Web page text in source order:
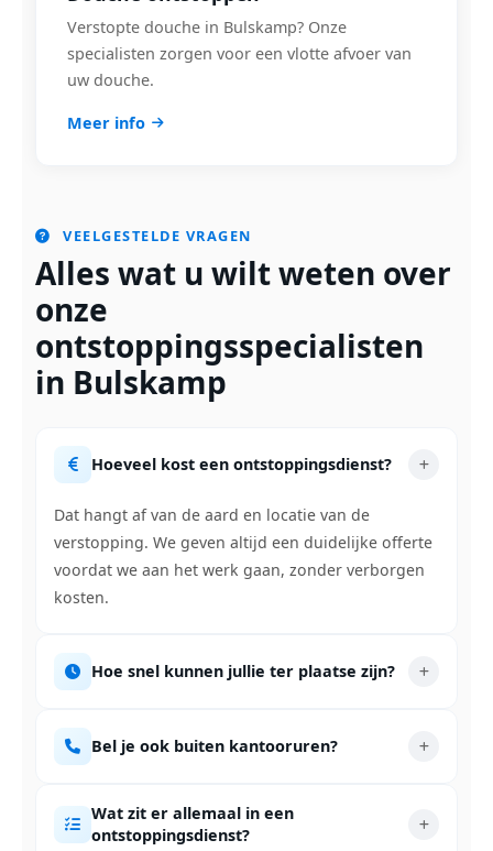
Verstopte douche in Bulskamp? Onze
specialisten zorgen voor een vlotte afvoer van
uw douche.
Meer info
VEELGESTELDE VRAGEN
Alles wat u wilt weten over
onze
ontstoppingsspecialisten
in Bulskamp
Hoeveel kost een ontstoppingsdienst?
Dat hangt af van de aard en locatie van de
verstopping. We geven altijd een duidelijke offerte
voordat we aan het werk gaan, zonder verborgen
kosten.
Hoe snel kunnen jullie ter plaatse zijn?
Bel je ook buiten kantooruren?
Wat zit er allemaal in een
ontstoppingsdienst?